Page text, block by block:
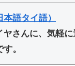
語タイ語）
さんに、気軽
。